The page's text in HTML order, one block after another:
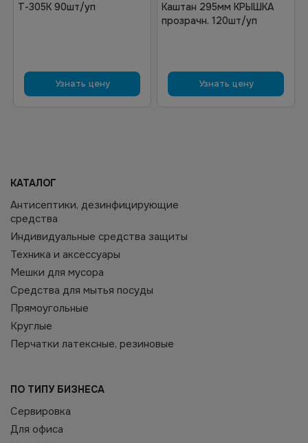
Т-305К 90шт/уп
Узнать цену
Каштан 295мм КРЫШКА
прозрачн. 120шт/уп
Узнать цену
КАТАЛОГ
Антисептики, дезинфицирующие
средства
Индивидуальные средства защиты
Техника и аксессуары
Мешки для мусора
Средства для мытья посуды
Прямоугольные
Круглые
Перчатки латексные, резиновые
ПО ТИПУ БИЗНЕСА
Сервировка
Для офиса